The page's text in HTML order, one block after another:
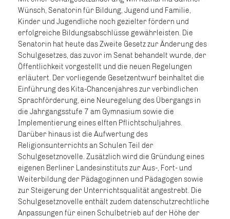
Wünsch, Senatorin für Bildung, Jugend und Familie,
Kinder und Jugendliche noch gezielter fördern und
erfolgreiche Bildungsabschlüsse gewährleisten. Die
Senatorin hat heute das Zweite Gesetz zur Änderung des
Schulgesetzes, das zuvor im Senat behandelt wurde, der
Öffentlichkeit vorgestellt und die neuen Regelungen
erläutert. Der vorliegende Gesetzentwurf beinhaltet die
Einführung des Kita-Chancenjahres zur verbindlichen
Sprachförderung, eine Neuregelung des Übergangs in
die Jahrgangsstufe 7 am Gymnasium sowie die
Implementierung eines elften Pflichtschuljahres.
Darüber hinaus ist die Aufwertung des
Religionsunterrichts an Schulen Teil der
Schulgesetznovelle. Zusätzlich wird die Gründung eines
eigenen Berliner Landesinstituts zur Aus-, Fort- und
Weiterbildung der Pädagoginnen und Pädagogen sowie
zur Steigerung der Unterrichtsqualität angestrebt. Die
Schulgesetznovelle enthält zudem datenschutzrechtliche
Anpassungen für einen Schulbetrieb auf der Höhe der